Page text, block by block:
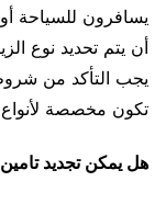
يسافرون للسياحة أو
أن يتم تحديد نوع
يجب التأكد من
تكون مخصصة لأنواع
هل يمكن تجديد تامين